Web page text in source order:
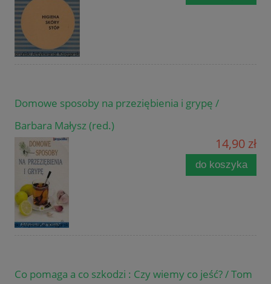
Domowe sposoby na przeziębienia i grypę /
Barbara Małysz (red.)
14,90 zł
do koszyka
Co pomaga a co szkodzi : Czy wiemy co jeść? / Tom